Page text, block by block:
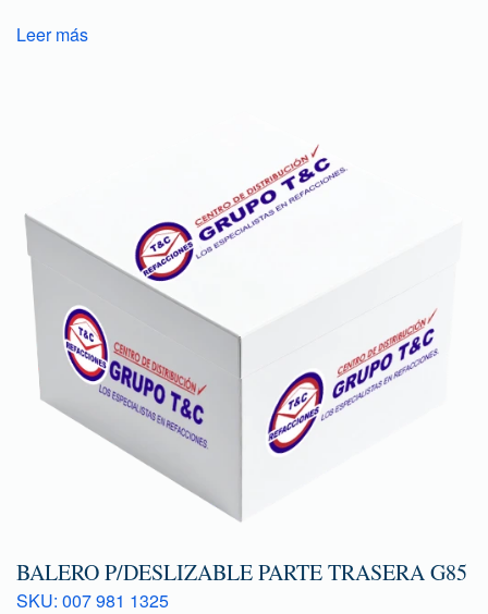
Leer más
BALERO P/DESLIZABLE PARTE TRASERA G85
SKU: 007 981 1325